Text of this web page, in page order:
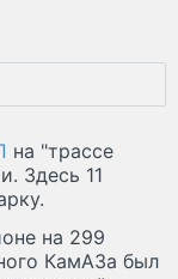
на "трассе
Здесь 11
на 299
КамАЗа был